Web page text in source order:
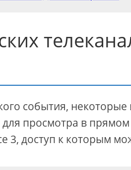
события,
просмотра в
3, доступ к которым